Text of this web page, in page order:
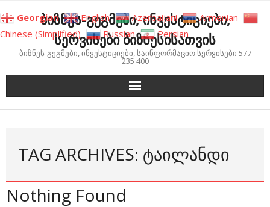
to
content
ბიზნეს-გეგმები, ინვესტიციები,
სერვისები ბიზნესისათვის
ბიზნეს-გეგმები, ინვესტიციები, საინფორმაციო სერვისები 577
235 400
TAG ARCHIVES: ᲢᲐᲘᲚᲐᲜᲓᲘ
Nothing Found
Georgian English Azerbaijani
Armenian
Chinese (Simplified)
Russian Persian